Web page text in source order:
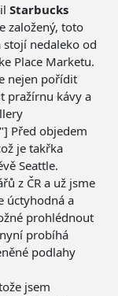
Starbucks
založený, toto
stojí nedaleko od
Place Marketu.
nejen pořídit
pražírnu kávy a
Před objedem
je takřka
Seattle.
z ČR a už jsme
úctyhodná a
prohlédnout
probíhá
podlahy
jsem